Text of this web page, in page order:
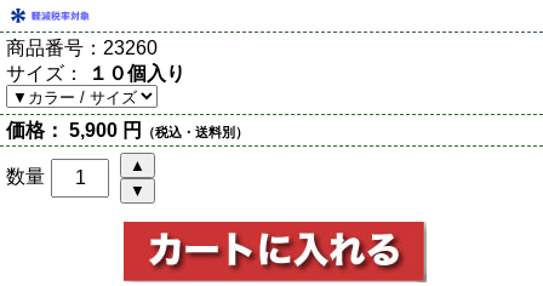
商品番号： 23260
サイズ： １０個入り
価格： 5,900 円 （税込・送料別）
数量